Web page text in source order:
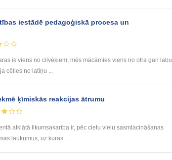
iestādē pedagoģiskā procesa un
ik viens no cilvēkiem, mēs mācāmies viens no otra gan labu
cēlies no latīņu ...
ķīmiskās reakcijas ātrumu
atklātā likumsakarība ir, pēc cietu vielu sasmlacināšanas
laukumus, uz kuras ...